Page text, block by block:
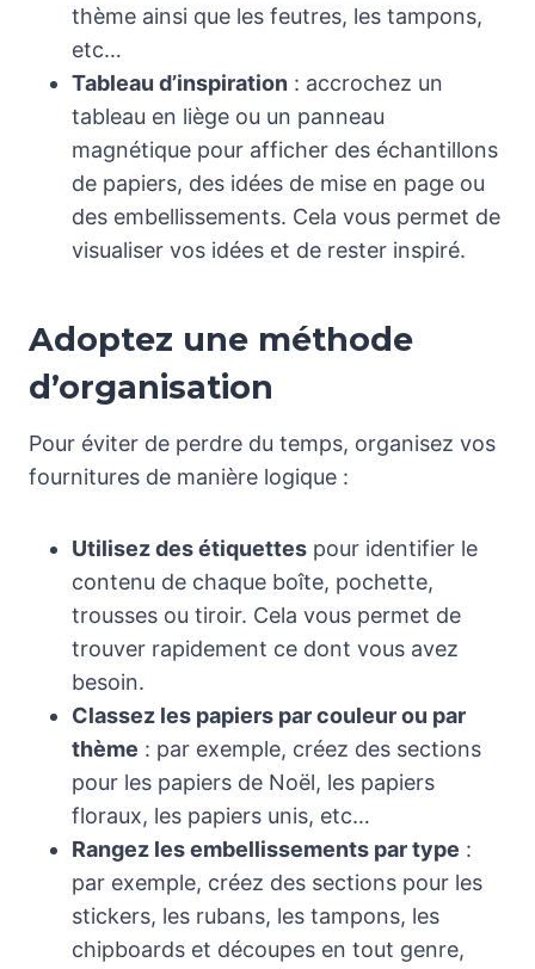
thème ainsi que les feutres, les tampons,
etc…
Tableau d’inspiration : accrochez un
tableau en liège ou un panneau
magnétique pour afficher des échantillons
de papiers, des idées de mise en page ou
des embellissements. Cela vous permet de
visualiser vos idées et de rester inspiré.
Adoptez une méthode
d’organisation
Pour éviter de perdre du temps, organisez vos
fournitures de manière logique :
Utilisez des étiquettes pour identifier le
contenu de chaque boîte, pochette,
trousses ou tiroir. Cela vous permet de
trouver rapidement ce dont vous avez
besoin.
Classez les papiers par couleur ou par
thème : par exemple, créez des sections
pour les papiers de Noël, les papiers
floraux, les papiers unis, etc…
Rangez les embellissements par type :
par exemple, créez des sections pour les
stickers, les rubans, les tampons, les
chipboards et découpes en tout genre,